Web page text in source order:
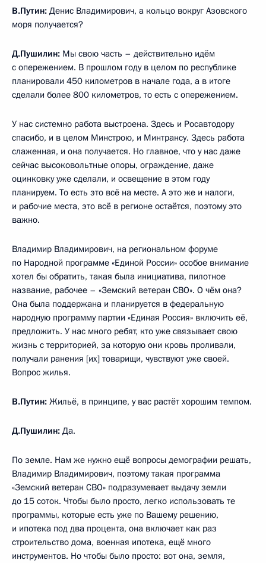
В.Путин: Денис Владимирович, а кольцо вокруг Азовского
моря получается?
Д.Пушилин: Мы свою часть – действительно идём
с опережением. В прошлом году в целом по республике
планировали 450 километров в начале года, а в итоге
сделали более 800 километров, то есть с опережением.
У нас системно работа выстроена. Здесь и Росавтодору
спасибо, и в целом Минстрою, и Минтрансу. Здесь работа
слаженная, и она получается. Но главное, что у нас даже
сейчас высоковольтные опоры, ограждение, даже
оцинковку уже сделали, и освещение в этом году
планируем. То есть это всё на месте. А это же и налоги,
и рабочие места, это всё в регионе остаётся, поэтому это
важно.
Владимир Владимирович, на региональном форуме
по Народной программе «Единой России» особое внимание
хотел бы обратить, такая была инициатива, пилотное
название, рабочее – «Земский ветеран СВО». О чём она?
Она была поддержана и планируется в федеральную
народную программу партии «Единая Россия» включить её,
предложить. У нас много ребят, кто уже связывает свою
жизнь с территорией, за которую они кровь проливали,
получали ранения [их] товарищи, чувствуют уже своей.
Вопрос жилья.
В.Путин: Жильё, в принципе, у вас растёт хорошим темпом.
Д.Пушилин: Да.
По земле. Нам же нужно ещё вопросы демографии решать,
Владимир Владимирович, поэтому такая программа
«Земский ветеран СВО» подразумевает выдачу земли
до 15 соток. Чтобы было просто, легко использовать те
программы, которые есть уже по Вашему решению,
и ипотека под два процента, она включает как раз
строительство дома, военная ипотека, ещё много
инструментов. Но чтобы было просто: вот она, земля,